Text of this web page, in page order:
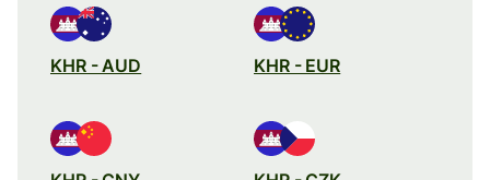
KHR - AUD KHR - EUR